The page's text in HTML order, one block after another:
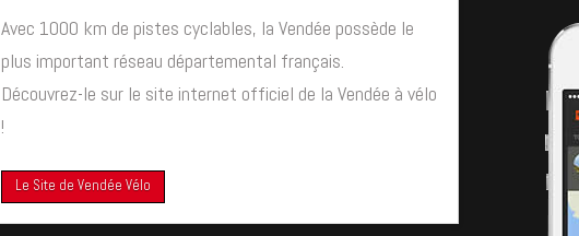
Avec 1000 km de pistes cyclables, la Vendée possède le
plus important réseau départemental français.
Découvrez-le sur le site internet officiel de la Vendée à vélo
!
Le Site de Vendée Vélo